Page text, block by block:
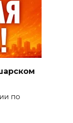
по